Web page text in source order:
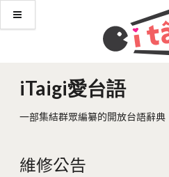
iTaigi愛台語
一部集結群眾編纂的開放台語辭典
維修公告